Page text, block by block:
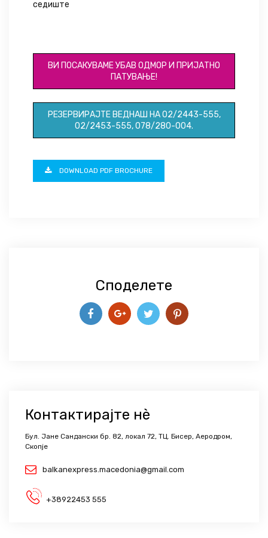
седиште
ВИ ПОСАКУВАМЕ УБАВ ОДМОР И ПРИЈАТНО
ПАТУВАЊЕ!
РЕЗЕРВИРАЈТЕ ВЕДНАШ НА 02/2443-555,
02/2453-555, 078/280-004.
DOWNLOAD PDF BROCHURE
Споделете
Контактирајте нѐ
Бул. Јане Сандански бр. 82, локал 72, ТЦ. Бисер, Аеродром,
Скопје
balkanexpress.macedonia@gmail.com
+38922453 555